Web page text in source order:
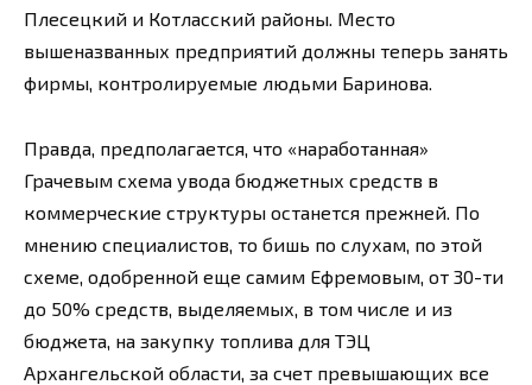
Плесецкий и Котласский районы. Место
вышеназванных предприятий должны теперь занять
фирмы, контролируемые людьми Баринова.
Правда, предполагается, что «наработанная»
Грачевым схема увода бюджетных средств в
коммерческие структуры останется прежней. По
мнению специалистов, то бишь по слухам, по этой
схеме, одобренной еще самим Ефремовым, от 30-ти
до 50% средств, выделяемых, в том числе и из
бюджета, на закупку топлива для ТЭЦ
Архангельской области, за счет превышающих все